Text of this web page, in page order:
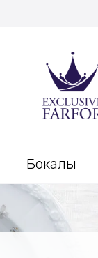
Бокалы